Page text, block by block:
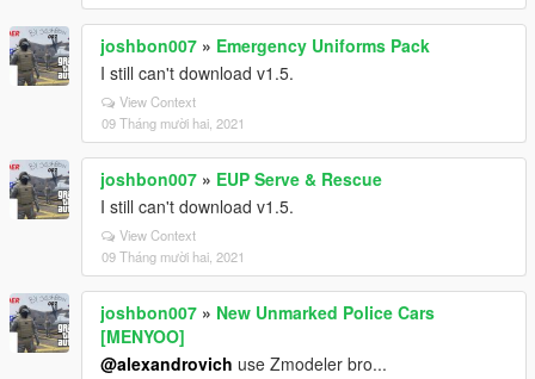
joshbon007 » Emergency Uniforms Pack
I still can't download v1.5.
View Context
09 Tháng mười hai, 2021
joshbon007 » EUP Serve & Rescue
I still can't download v1.5.
View Context
09 Tháng mười hai, 2021
joshbon007 » New Unmarked Police Cars
[MENYOO]
@alexandrovich use Zmodeler bro...